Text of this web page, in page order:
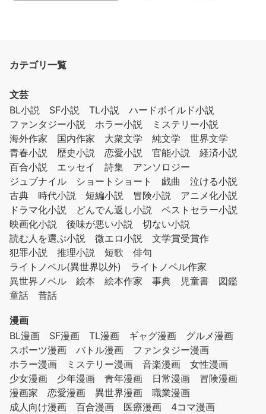
カテゴリ一覧
文芸
BL小説
SF小説 TL小説
ハードボイルド小説
ファンタジー小説
ホラー小説
ミステリー小説
海外作家
国内作家 大衆文学 純文学
世界文学
青春小説
歴史小説 恋愛小説 官能小説
経済小説
百合小説
エッセイ 詩集
アンソロジー
ジュブナイル
ショートショート 戯曲
泣ける小説
古典
時代小説 短編小説 冒険小説
アニメ化小説
ドラマ化小説
どんでん返し小説
ベストセラー小説
映画化小説
後味が悪い小説
切ない小説
読む人を選ぶ小説
微エロ小説
文学賞受賞作
犯罪小説
推理小説 短歌
俳句
ライトノベル(異世界以外)
ライトノベル作家
異世界ノベル
絵本 絵本作家 事典 児童書
図鑑
童話
昔話
漫画
BL漫画
SF漫画 TL漫画 ギャグ漫画
グルメ漫画
スポーツ漫画
バトル漫画
ファンタジー漫画
ホラー漫画
ミステリー漫画 音楽漫画
女性漫画
少女漫画
少年漫画 青年漫画 日常漫画
冒険漫画
漫画家
恋愛漫画 異世界漫画
職業漫画
成人向け漫画
百合漫画 医療漫画
4コマ漫画